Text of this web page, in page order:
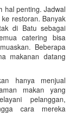
hal penting. Jadwal
restoran. Banyak
di Batu sebagai
catering bisa
Beberapa
makanan datang
hanya menjual
makan yang
pelanggan,
cara mereka